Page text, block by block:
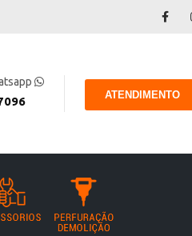
ATENDIMENTO